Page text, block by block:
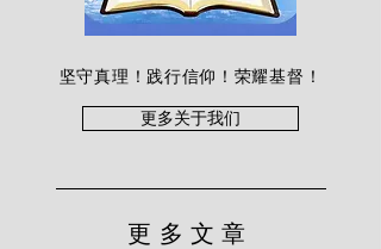
坚守真理！践行信仰！荣耀基督！
更多关于我们
更多文章